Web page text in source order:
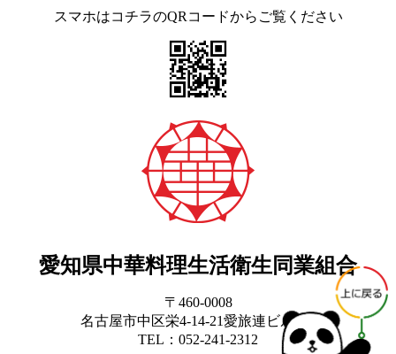
スマホはコチラのQRコードからご覧ください
愛知県中華料理生活衛生同業組合
〒460-0008
名古屋市中区栄4-14-21愛旅連ビル3階
TEL：052-241-2312